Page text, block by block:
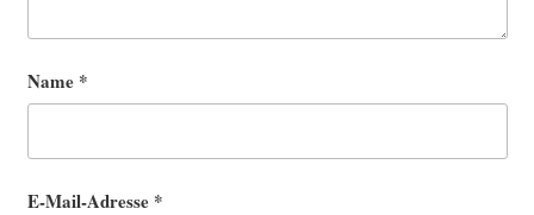
Name *
E-Mail-Adresse *